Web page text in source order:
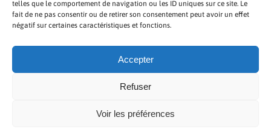
telles que le comportement de navigation ou les ID uniques sur ce site. Le
fait de ne pas consentir ou de retirer son consentement peut avoir un effet
négatif sur certaines caractéristiques et fonctions.
Accepter
Refuser
Voir les préférences
PRÉSENTATION TOUTAFRICA
A PROPOS
Copyright © 2023 TOUT AFRICA | Made by